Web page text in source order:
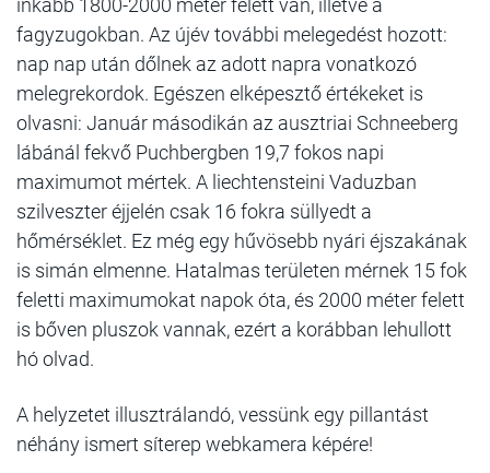
inkább 1800-2000 méter felett van, illetve a
fagyzugokban. Az újév további melegedést hozott:
nap nap után dőlnek az adott napra vonatkozó
melegrekordok. Egészen elképesztő értékeket is
olvasni: Január másodikán az ausztriai Schneeberg
lábánál fekvő Puchbergben 19,7 fokos napi
maximumot mértek. A liechtensteini Vaduzban
szilveszter éjjelén csak 16 fokra süllyedt a
hőmérséklet. Ez még egy hűvösebb nyári éjszakának
is simán elmenne. Hatalmas területen mérnek 15 fok
feletti maximumokat napok óta, és 2000 méter felett
is bőven pluszok vannak, ezért a korábban lehullott
hó olvad.
A helyzetet illusztrálandó, vessünk egy pillantást
néhány ismert síterep webkamera képére!